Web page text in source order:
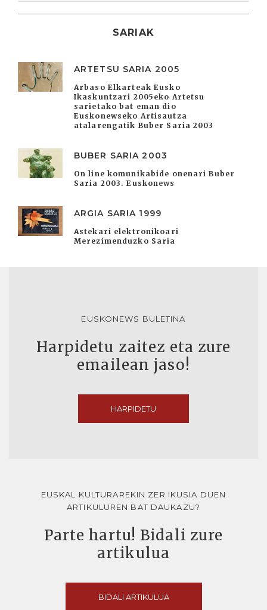
SARIAK
ARTETSU SARIA 2005
Arbaso Elkarteak Eusko
Ikaskuntzari 2005eko Artetsu
sarietako bat eman dio
Euskonewseko Artisautza
atalarengatik Buber Saria 2003
BUBER SARIA 2003
On line komunikabide onenari Buber
Saria 2003. Euskonews
ARGIA SARIA 1999
Astekari elektronikoari
Merezimenduzko Saria
EUSKONEWS BULETINA
Harpidetu zaitez eta zure
emailean jaso!
HARPIDETU
EUSKAL KULTURAREKIN ZER IKUSIA DUEN
ARTIKULUREN BAT DAUKAZU?
Parte hartu! Bidali zure
artikulua
BIDALI ARTIKULUA